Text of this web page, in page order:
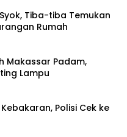
Tiba-tiba Temukan
Rumah
Makassar Padam,
Lampu
Polisi Cek ke